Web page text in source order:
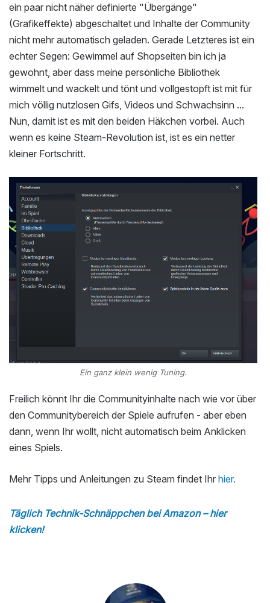
ein paar nicht näher definierte "Übergänge"
(Grafikeffekte) abgeschaltet und Inhalte der Community
nicht mehr automatisch geladen. Gerade Letzteres ist ein
echter Segen: Gewimmel auf Shopseiten bin ich ja
gewohnt, aber dass meine persönliche Bibliothek
wimmelt und wackelt und tönt und vollgestopft ist mit für
mich völlig nutzlosen Gifs, Videos und Schwachsinn ...
Nun, damit ist es mit den beiden Häkchen vorbei. Auch
wenn es keine Steam-Revolution ist, ist es ein netter
kleiner Fortschritt.
Ein ganz klein wenig Tuning.
Freilich könnt Ihr die Communityinhalte nach wie vor über
den Communitybereich der Spiele aufrufen - aber eben
dann, wenn Ihr wollt, nicht automatisch beim Anklicken
eines Spiels.
Mehr Tipps und Anleitungen zu Steam findet Ihr hier.
Täglich Technik-Schnäppchen bei Amazon – hier
klicken!